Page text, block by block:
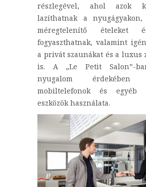
részlegével, ahol azok
lazíthatnak a nyugágyakon,
méregtelenítő ételeket
fogyaszthatnak, valamint
a privát szaunákat és a luxus
is. A „Le Petit Salon”-
nyugalom
mobiltelefonok és egyéb
eszközök használata.